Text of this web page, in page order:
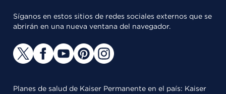
Síganos en estos sitios de redes sociales externos que se
abrirán en una nueva ventana del navegador.
Planes de salud de Kaiser Permanente en el país: Kaiser